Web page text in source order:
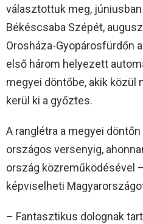
választottuk meg,
Békéscsaba Szépét,
Orosháza-Gyopárosfürdőn
első három helyezett
megyei döntőbe, akik közül
kerül ki a győztes.
A ranglétra a megyei
országos versenyig,
ország közreműködésével
képviselheti
– Fantasztikus dolognak